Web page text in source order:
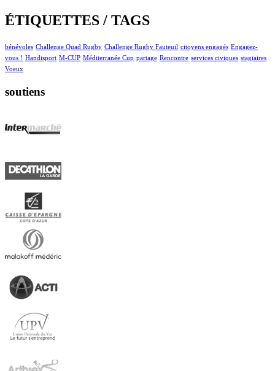
ÉTIQUETTES / TAGS
bénévoles Challenge Quad Rugby Challenge Rugby Fauteuil citoyens engagés Engagez-
vous ! Handisport M-CUP Méditerranée Cup partage Rencontre services civiques stagiaires
Voeux
soutiens